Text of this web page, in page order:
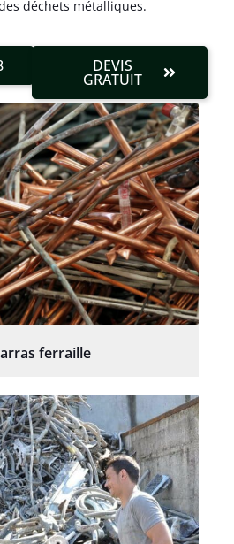
déchets métalliques.
DEVIS
GRATUIT
ferraille